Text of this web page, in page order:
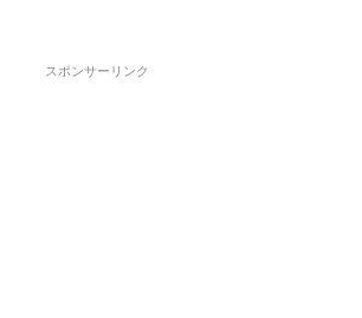
スポンサーリンク